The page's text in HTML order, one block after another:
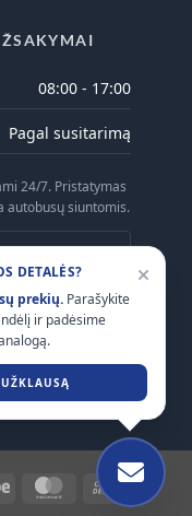
08:00 - 17:00
Pagal susitarimą
24/7. Pristatymas
autobusų siuntomis.
Cash
DETALĖS?
prekių. Parašykite
ir padėsime